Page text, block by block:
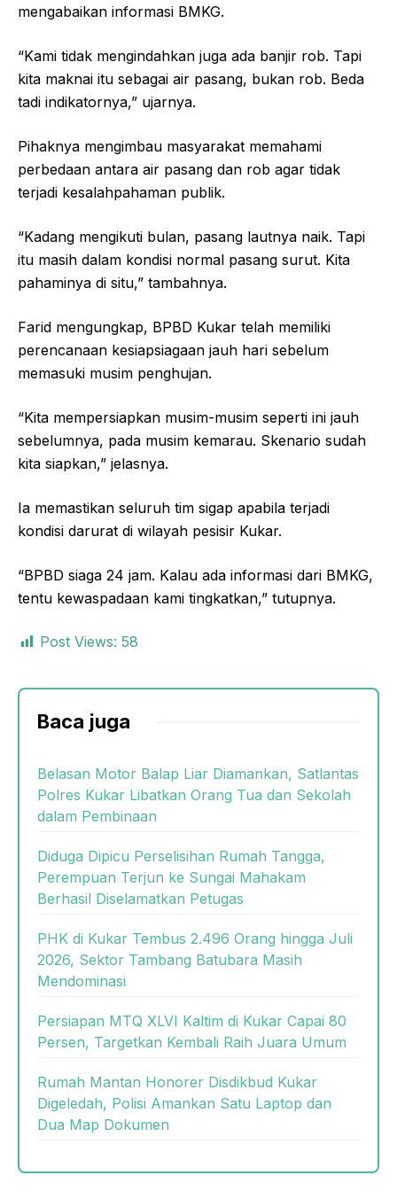
mengabaikan informasi BMKG.
“Kami tidak mengindahkan juga ada banjir rob. Tapi
kita maknai itu sebagai air pasang, bukan rob. Beda
tadi indikatornya,” ujarnya.
Pihaknya mengimbau masyarakat memahami
perbedaan antara air pasang dan rob agar tidak
terjadi kesalahpahaman publik.
“Kadang mengikuti bulan, pasang lautnya naik. Tapi
itu masih dalam kondisi normal pasang surut. Kita
pahaminya di situ,” tambahnya.
Farid mengungkap, BPBD Kukar telah memiliki
perencanaan kesiapsiagaan jauh hari sebelum
memasuki musim penghujan.
“Kita mempersiapkan musim-musim seperti ini jauh
sebelumnya, pada musim kemarau. Skenario sudah
kita siapkan,” jelasnya.
Ia memastikan seluruh tim sigap apabila terjadi
kondisi darurat di wilayah pesisir Kukar.
“BPBD siaga 24 jam. Kalau ada informasi dari BMKG,
tentu kewaspadaan kami tingkatkan,” tutupnya.
Post Views: 58
Baca juga
Belasan Motor Balap Liar Diamankan, Satlantas
Polres Kukar Libatkan Orang Tua dan Sekolah
dalam Pembinaan
Diduga Dipicu Perselisihan Rumah Tangga,
Perempuan Terjun ke Sungai Mahakam
Berhasil Diselamatkan Petugas
PHK di Kukar Tembus 2.496 Orang hingga Juli
2026, Sektor Tambang Batubara Masih
Mendominasi
Persiapan MTQ XLVI Kaltim di Kukar Capai 80
Persen, Targetkan Kembali Raih Juara Umum
Rumah Mantan Honorer Disdikbud Kukar
Digeledah, Polisi Amankan Satu Laptop dan
Dua Map Dokumen